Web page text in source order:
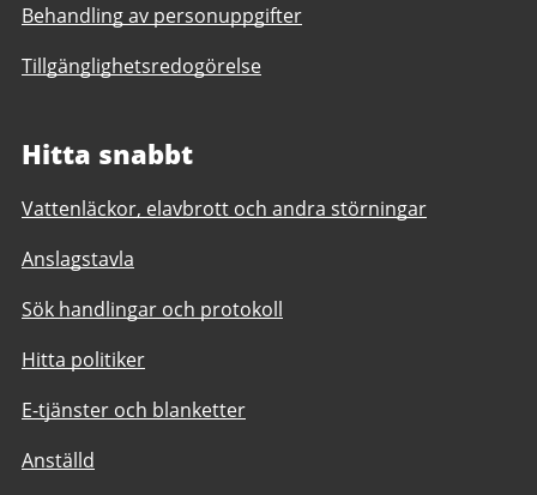
Behandling av personuppgifter
Tillgänglighetsredogörelse
Hitta snabbt
Vattenläckor, elavbrott och andra störningar
Anslagstavla
Sök handlingar och protokoll
Hitta politiker
E-tjänster och blanketter
Anställd